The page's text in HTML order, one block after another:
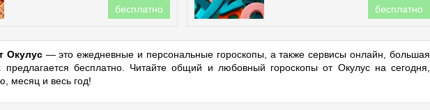
бесплатно
бесплатно
Окулус— это ежедневные и персональные гороскопы, а также сервисы онлайн, большая
предлагается бесплатно. Читайте общий и любовный гороскопы от Окулус на сегодня,
месяц и весь год!